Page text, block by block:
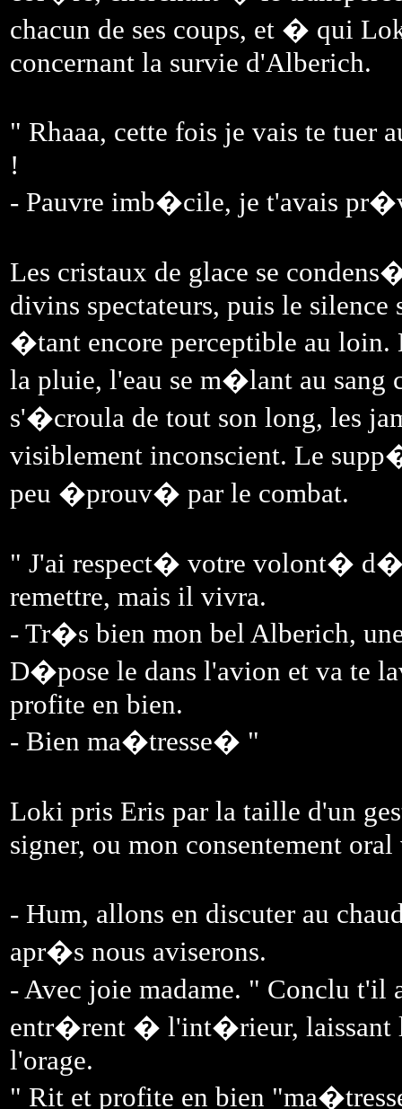
chacun de ses coups, et � qui
concernant la survie d'Alberich.
" Rhaaa, cette fois je vais te tuer
!
- Pauvre imb�cile, je t'avais
Les cristaux de glace se
divins spectateurs, puis le
�tant encore perceptible au loin.
la pluie, l'eau se m�lant au sang
s'�croula de tout son long, les
visiblement inconscient. Le
peu �prouv� par le combat.
" J'ai respect� votre volont�
remettre, mais il vivra.
- Tr�s bien mon bel Alberich,
D�pose le dans l'avion et va te
profite en bien.
- Bien ma�tresse� "
Loki pris Eris par la taille d'un
signer, ou mon consentement
- Hum, allons en discuter au
apr�s nous aviserons.
- Avec joie madame. " Conclu
entr�rent � l'int�rieur, laissant
l'orage.
" Rit et profite en bien